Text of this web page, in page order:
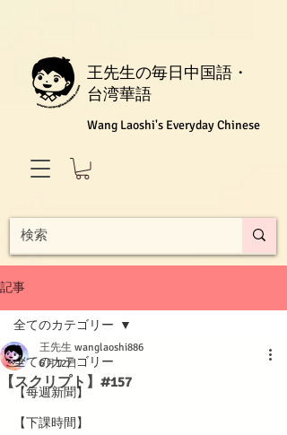
王先生の毎日中国語・
台湾華語
Wang Laoshi's Everyday Chinese
記事
全てのカテゴリー
【每週新聞】
【下課時間】
全てのカテゴリー
【スクリプト】#157
王先生 wanglaoshi886
6月12日